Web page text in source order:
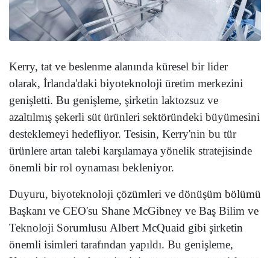
Kerry, tat ve beslenme alanında küresel bir lider
olarak, İrlanda'daki biyoteknoloji üretim merkezini
genişletti. Bu genişleme, şirketin laktozsuz ve
azaltılmış şekerli süt ürünleri sektöründeki büyümesini
desteklemeyi hedefliyor. Tesisin, Kerry'nin bu tür
ürünlere artan talebi karşılamaya yönelik stratejisinde
önemli bir rol oynaması bekleniyor.
Duyuru, biyoteknoloji çözümleri ve dönüşüm bölümü
Başkanı ve CEO'su Shane McGibney ve Baş Bilim ve
Teknoloji Sorumlusu Albert McQuaid gibi şirketin
önemli isimleri tarafından yapıldı. Bu genişleme,